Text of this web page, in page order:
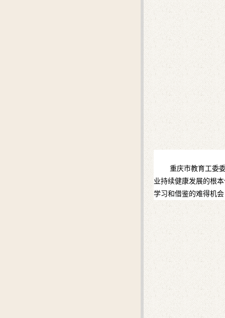
重庆市教育工委
业持续健康发展的根
学习和借鉴的难得机